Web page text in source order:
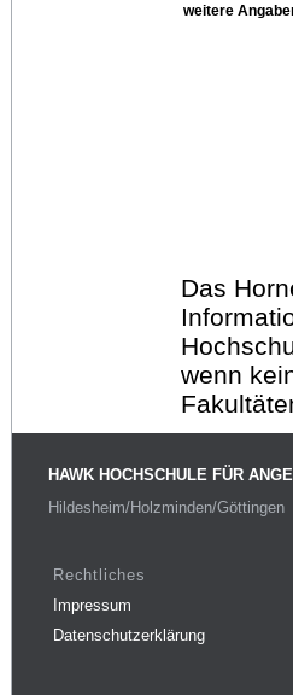
weitere
Das
wenn
HAWK HOCHSCHULE FÜR
Hildesheim/Holzminden/Göttingen
Rechtliches
Impressum
Datenschutzerklärung